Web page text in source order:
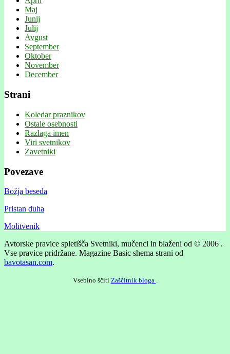
Maj
Junij
Julij
Avgust
September
Oktober
November
December
Strani
Koledar praznikov
Ostale osebnosti
Razlaga imen
Viri svetnikov
Zavetniki
Povezave
Božja beseda
Pristan duha
Molitvenik
Avtorske pravice spletišča Svetniki, mučenci in blaženi od © 2006 .
Vse pravice pridržane. Magazine Basic shema strani od
bavotasan.com.
Vsebino ščiti Zaščitnik bloga .